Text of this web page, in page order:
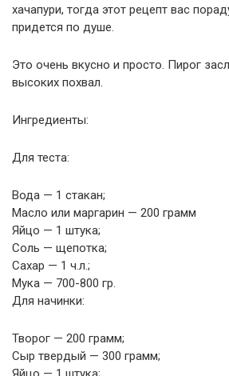
хачапури, тогда этот рецепт вас
придется по душе.
Это очень вкусно и просто. Пирог
высоких похвал.
Ингредиенты:
Для теста:
Вода — 1 стакан;
Масло или маргарин — 200 грамм
Яйцо — 1 штука;
Соль — щепотка;
Сахар — 1 ч.л.;
Мука — 700-800 гр.
Для начинки:
Творог — 200 грамм;
Сыр твердый — 300 грамм;